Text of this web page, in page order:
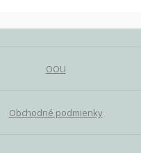
OOU
Obchodné podmienky